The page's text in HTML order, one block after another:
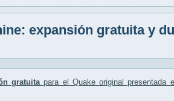
expansión gratuita y
gratuita para el Quake original presentada